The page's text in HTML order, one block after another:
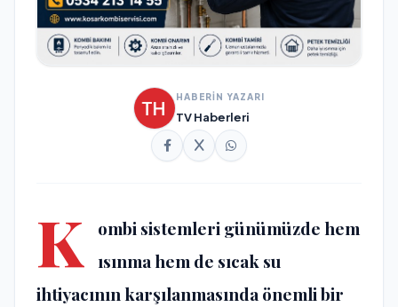
HABERİN YAZARI
TV Haberleri
K
ombi sistemleri günümüzde hem
ısınma hem de sıcak su
ihtiyacının karşılanmasında önemli bir